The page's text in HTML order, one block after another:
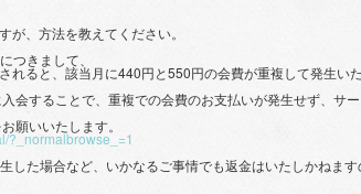
、方法を教えてください。
つきまして、
ると、該当月に440円と550円の会費が重複して発生いた
会することで、重複での会費のお支払いが発生せず、サ
願いいたします。
?_normalbrowse_=1
た場合など、いかなるご事情でも返金はいたしかねます